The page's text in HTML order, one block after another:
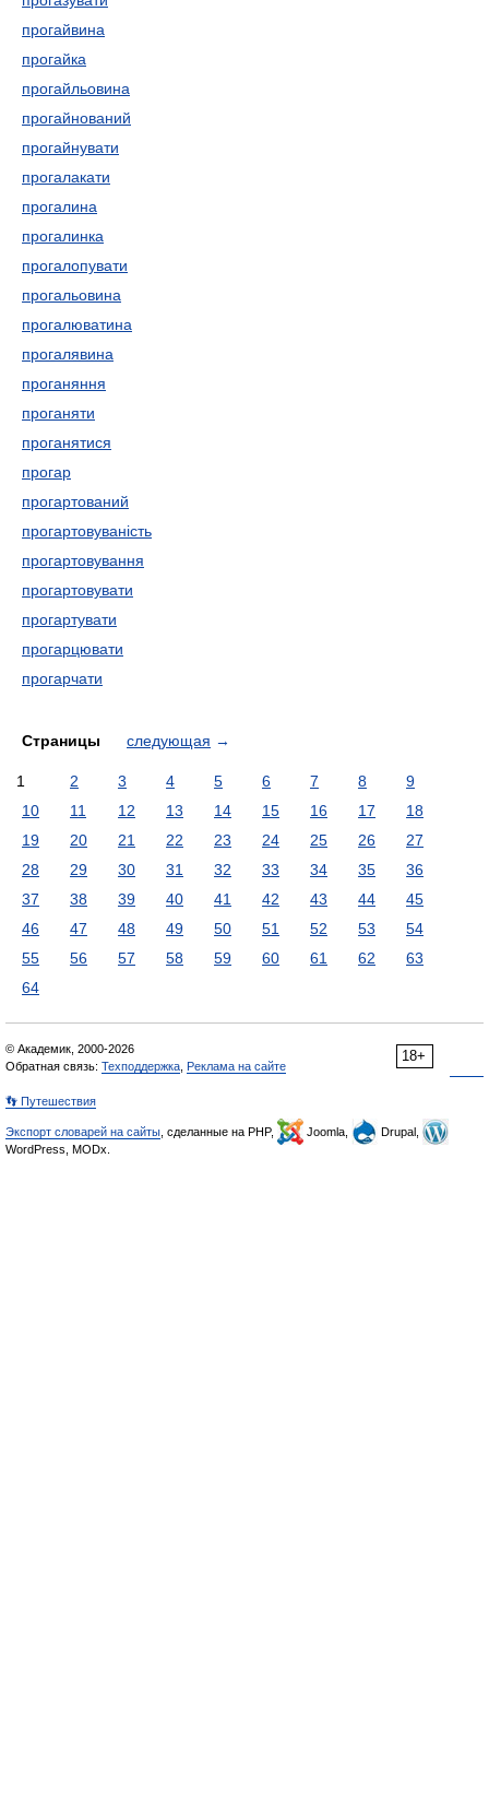
прогайвина
прогайка
прогайльовина
прогайнований
прогайнувати
прогалакати
прогалина
прогалинка
прогалопувати
прогальовина
прогалюватина
прогалявина
проганяння
проганяти
проганятися
прогар
прогартований
прогартовуваність
прогартовування
прогартовувати
прогартувати
прогарцювати
прогарчати
Страницы следующая →
1 2 3 4 5 6 7 8
9
10
11 12 13 14 15 16 17
18
19
20 21 22 23 24 25 26
27
28
29 30 31 32 33 34 35
36
37
38 39 40 41 42 43 44
45
46
47 48 49 50 51 52 53
54
55
56 57 58 59 60 61 62
63
64
18+
© Академик, 2000-2026
Обратная связь: Техподдержка Реклама на сайте
👣 Путешествия
Экспорт словарей на сайты , сделанные на PHP, Joomla,
Drupal,
WordPress, MODx.